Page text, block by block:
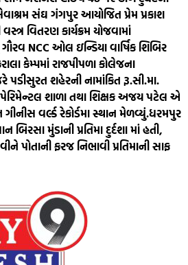
સંઘ ગંગપુર આયોજિત પ્રેમ પ્રકાશ
વિતરણ કાર્યક્રમ યોજવામાં
NCC ઓલ ઇન્ડિયા વાર્ષિક શિબિર
કેમ્પમાં રાજપીપળા કોલેજના
પડીસુરત શહેરની નામાંકિત રૂ.સી.મા.
શાળા તથા શિક્ષક અજય પટેલ એ
વર્લ્ડ રેકોર્ડમા સ્થાન મેળવ્યું.ધરમપુર
બિરસા મુંડાની પ્રતિમા દુર્દશા માં હતી,
ફરજ નિભાવી પ્રતિમાની સાફ